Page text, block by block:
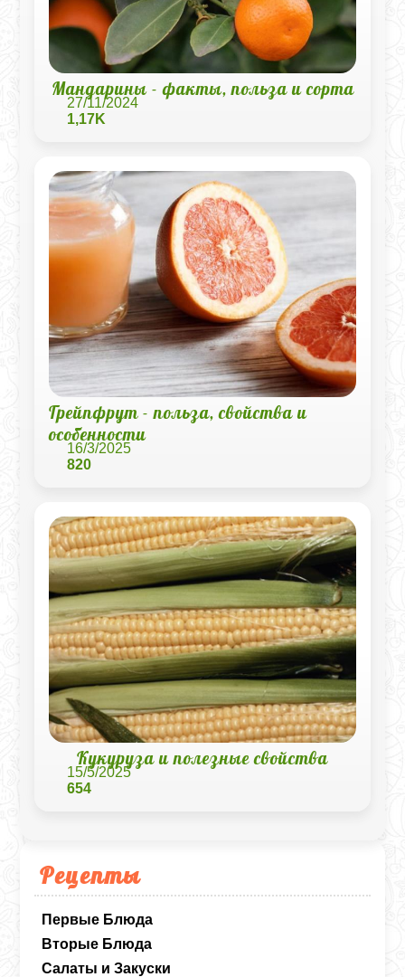
Рецепты
Первые Блюда
Вторые Блюда
Салаты и Закуски
Мандарины - факты, польза и сорта
27/11/2024
1,17K
Грейпфрут - польза, свойства и
особенности
16/3/2025
820
Кукуруза и полезные свойства
15/5/2025
654